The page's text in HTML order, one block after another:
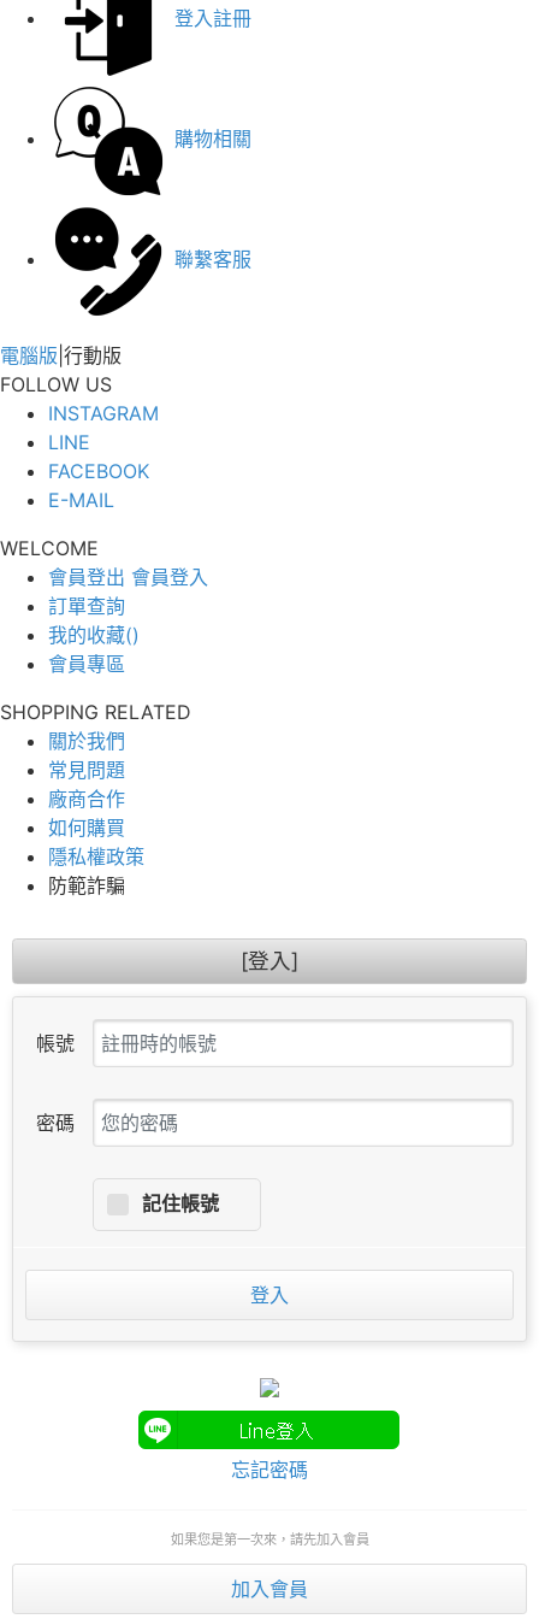
登入註冊
購物相關
聯繫客服
電腦版 行動版
FOLLOW US
INSTAGRAM
LINE
FACEBOOK
E-MAIL
WELCOME
會員登出 會員登入
訂單查詢
我的收藏()
會員專區
SHOPPING RELATED
關於我們
常見問題
廠商合作
如何購買
隱私權政策
防範詐騙
[登入]
帳號
密碼
記住帳號
登入
忘記密碼
如果您是第一次來，請先加入會員
加入會員